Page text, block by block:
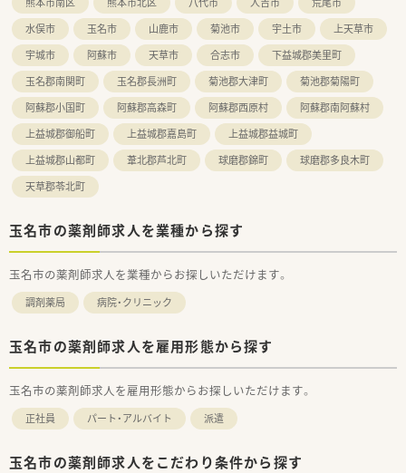
水俣市
玉名市 山鹿市 菊池市 宇土市
上天草市
宇城市
阿蘇市 天草市 合志市
下益城郡美里町
玉名郡南関町
玉名郡長洲町 菊池郡大津町
菊池郡菊陽町
阿蘇郡小国町
阿蘇郡高森町 阿蘇郡西原村
阿蘇郡南阿蘇村
上益城郡御船町
上益城郡嘉島町
上益城郡益城町
上益城郡山都町
葦北郡芦北町 球磨郡錦町
球磨郡多良木町
天草郡苓北町
玉名市の薬剤師求人を業種から探す
玉名市の薬剤師求人を業種からお探しいただけます。
調剤薬局 病院・クリニック
玉名市の薬剤師求人を雇用形態から探す
玉名市の薬剤師求人を雇用形態からお探しいただけます。
正社員 パート・アルバイト 派遣
玉名市の薬剤師求人をこだわり条件から探す